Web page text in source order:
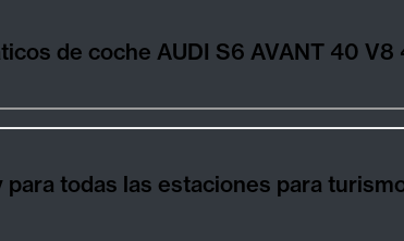
¿Cómo elegir los mejores neumáticos de coche AUDI S6
las estaciones para turismos AUDI S6